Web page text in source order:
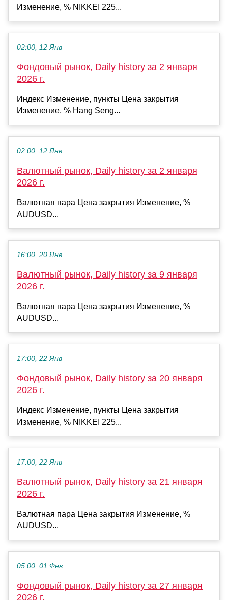
Изменение, % NIKKEI 225...
02:00, 12 Янв
Фондовый рынок, Daily history за 2 января
2026 г.
Индекс Изменение, пункты Цена закрытия
Изменение, % Hang Seng...
02:00, 12 Янв
Валютный рынок, Daily history за 2 января
2026 г.
Валютная пара Цена закрытия Изменение, %
AUDUSD...
16:00, 20 Янв
Валютный рынок, Daily history за 9 января
2026 г.
Валютная пара Цена закрытия Изменение, %
AUDUSD...
17:00, 22 Янв
Фондовый рынок, Daily history за 20 января
2026 г.
Индекс Изменение, пункты Цена закрытия
Изменение, % NIKKEI 225...
17:00, 22 Янв
Валютный рынок, Daily history за 21 января
2026 г.
Валютная пара Цена закрытия Изменение, %
AUDUSD...
05:00, 01 Фев
Фондовый рынок, Daily history за 27 января
2026 г.